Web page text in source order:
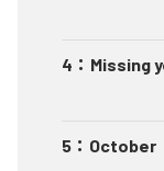
4 ： Missing
5 ： October